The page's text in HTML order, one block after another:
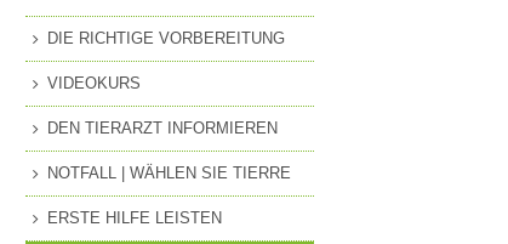
MITGLIEDSCHAFT
DIE RICHTIGE VORBEREITUNG
VIDEOKURS
DEN TIERARZT INFORMIEREN
NOTFALL | WÄHLEN SIE TIERRE
ERSTE HILFE LEISTEN